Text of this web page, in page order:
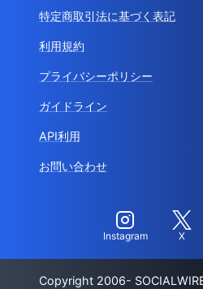
特定商取引法に基づく表記
利用規約
プライバシーポリシー
ガイドライン
API利用
お問い合わせ
Instagram X
Copyright 2006-